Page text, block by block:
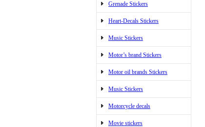
Grenade Stickers
Heart-Decals Stickers
Music Stickers
Motor’s brand Stickers
Motor oil brands Stickers
Music Stickers
Motorcycle decals
Movie stickers